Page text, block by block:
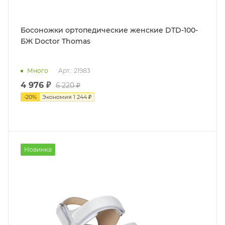
Босоножки ортопедические женские DTD-100-
БЖ Doctor Thomas
Много Арт.: 21983
4 976 ₽ 6 220 ₽
-20% Экономия 1 244 ₽
Новинка